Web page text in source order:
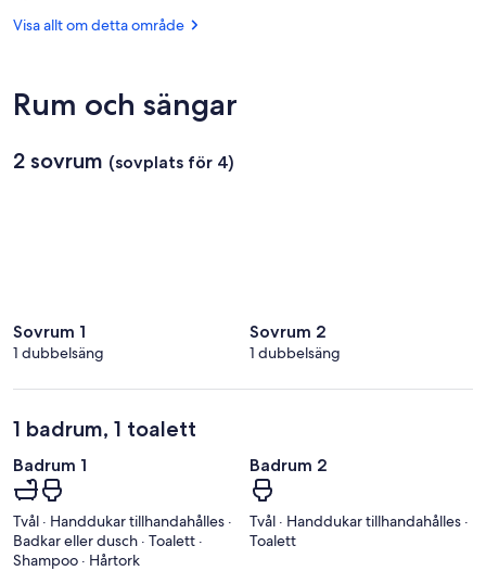
de
Visa allt om detta område
Rum och sängar
2 sovrum (sovplats för 4)
Sovrum 1
1 dubbelsäng
Sovrum 2
1 dubbelsäng
1 badrum, 1 toalett
Badrum 1
Tvål · Handdukar tillhandahålles ·
Badkar eller dusch · Toalett ·
Shampoo · Hårtork
Badrum 2
Tvål · Handdukar tillhandahålles ·
Toalett